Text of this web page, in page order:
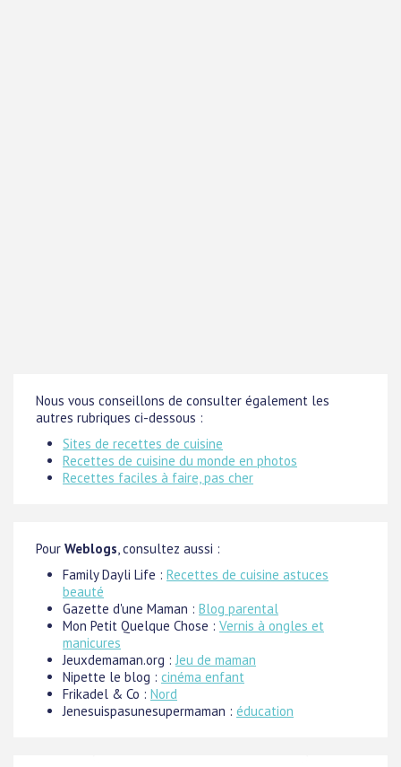
Nous vous conseillons de consulter également les
autres rubriques ci-dessous :
Sites de recettes de cuisine
Recettes de cuisine du monde en photos
Recettes faciles à faire, pas cher
Pour Weblogs , consultez aussi :
Family Dayli Life : Recettes de cuisine astuces
beauté
Gazette d'une Maman : Blog parental
Mon Petit Quelque Chose : Vernis à ongles et
manicures
Jeuxdemaman.org : Jeu de maman
Nipette le blog : cinéma enfant
Frikadel & Co : Nord
Jenesuispasunesupermaman : éducation